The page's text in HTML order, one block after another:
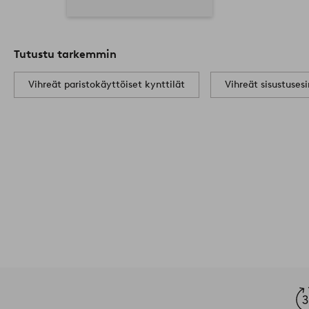
Tutustu tarkemmin
Vihreät paristokäyttöiset kynttilät Vihreät